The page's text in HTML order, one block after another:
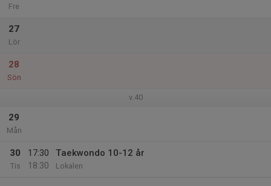
Fre
27
Lör
28
Sön
v.40
29
Mån
30
Tis
17:30
18:30
Taekwondo 10-12 år
Lokalen